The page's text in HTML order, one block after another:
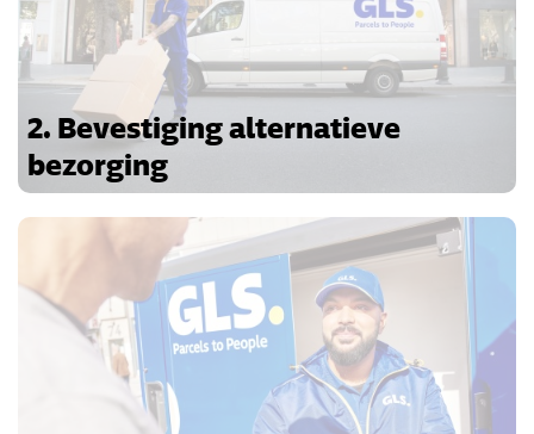
2. Bevestiging alternatieve
bezorging